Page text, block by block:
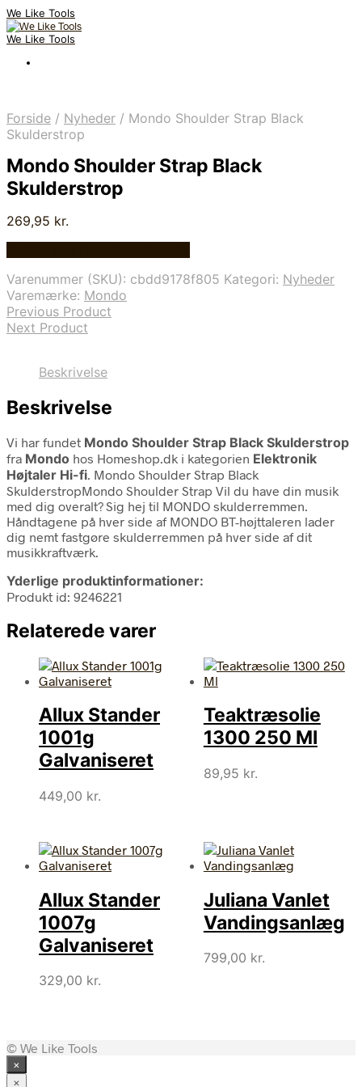
We Like Tools
We Like Tools
Forside / Nyheder / Mondo Shoulder Strap Black
Skulderstrop
Mondo Shoulder Strap Black
Skulderstrop
269,95 kr.
Varenummer (SKU): cbdd9178f805 Kategori: Nyheder
Varemærke: Mondo
Previous Product
Next Product
Beskrivelse
Beskrivelse
Vi har fundet Mondo Shoulder Strap Black Skulderstrop
fra Mondo hos Homeshop.dk i kategorien Elektronik
Højtaler Hi-fi. Mondo Shoulder Strap Black
SkulderstropMondo Shoulder Strap Vil du have din musik
med dig overalt? Sig hej til MONDO skulderremmen.
Håndtagene på hver side af MONDO BT-højttaleren lader
dig nemt fastgøre skulderremmen på hver side af dit
musikkraftværk.
Yderlige produktinformationer:
Produkt id: 9246221
Relaterede varer
Allux Stander
1001g
Galvaniseret
449,00 kr.
Teaktræsolie
1300 250 Ml
89,95 kr.
Allux Stander
1007g
Galvaniseret
329,00 kr.
Juliana Vanlet
Vandingsanlæg
799,00 kr.
© We Like Tools
×
×